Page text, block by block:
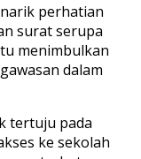
perhatian
surat serupa
menimbulkan
dalam
tertuju pada
ke sekolah